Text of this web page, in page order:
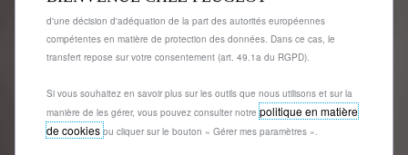
de l'Espace économique européen (EEE) qui ne bénéficient pas encore
d'une décision d'adéquation de la part des autorités européennes
compétentes en matière de protection des données. Dans ce cas, le
transfert repose sur votre consentement (art. 49.1a du RGPD).
Si vous souhaitez en savoir plus sur les outils que nous utilisons et sur la
manière de les gérer, vous pouvez consulter notrepolitique en matière
de cookies ou cliquer sur le bouton « Gérer mes paramètres ».